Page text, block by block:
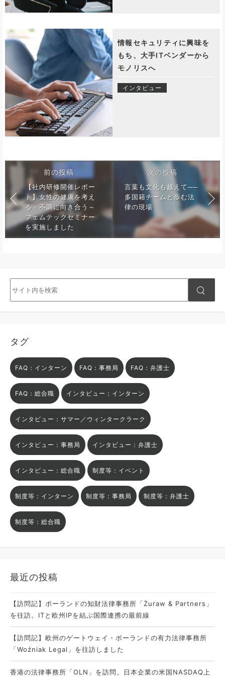
情報セキュリティに興味を
もち、大手ITベンダーから
モノリスへ
インタビュー
前の投稿
【社内研修開催レポー
ト】女性の健康を考え
る・不調に向き合う～
フェムテックセミナー
を実施しました
次の投稿
言葉も文化も越えて──
多国籍チームと歩む法
律の現場
タグ
FAQ：インターン FAQ：事務局 FAQ：弁護士
FAQ：総合職 インタビュー：インターン
インタビュー：サマー／ウィンタークラーク
インタビュー：事務局 インタビュー：弁護士
インタビュー：総合職 制度等：イベント
制度等：インターン 制度等：事務局 制度等：弁護士
制度等：総合職
最近の投稿
【訪問記】ポーランドの知財法律事務所「Żuraw & Partners」
を往訪。ITと欧州IPを結ぶ国際連携の最前線
【訪問記】欧州のゲートウェイ・ポーランドの有力法律事務所
「Woźniak Legal」を往訪しました
香港の法律事務所「OLN」を訪問。日本企業の米国NASDAQ上